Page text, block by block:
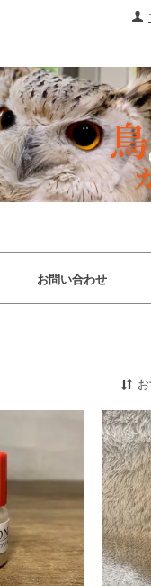
お問い合わせ